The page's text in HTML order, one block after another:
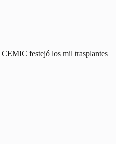
CEMIC festejó los mil trasplantes